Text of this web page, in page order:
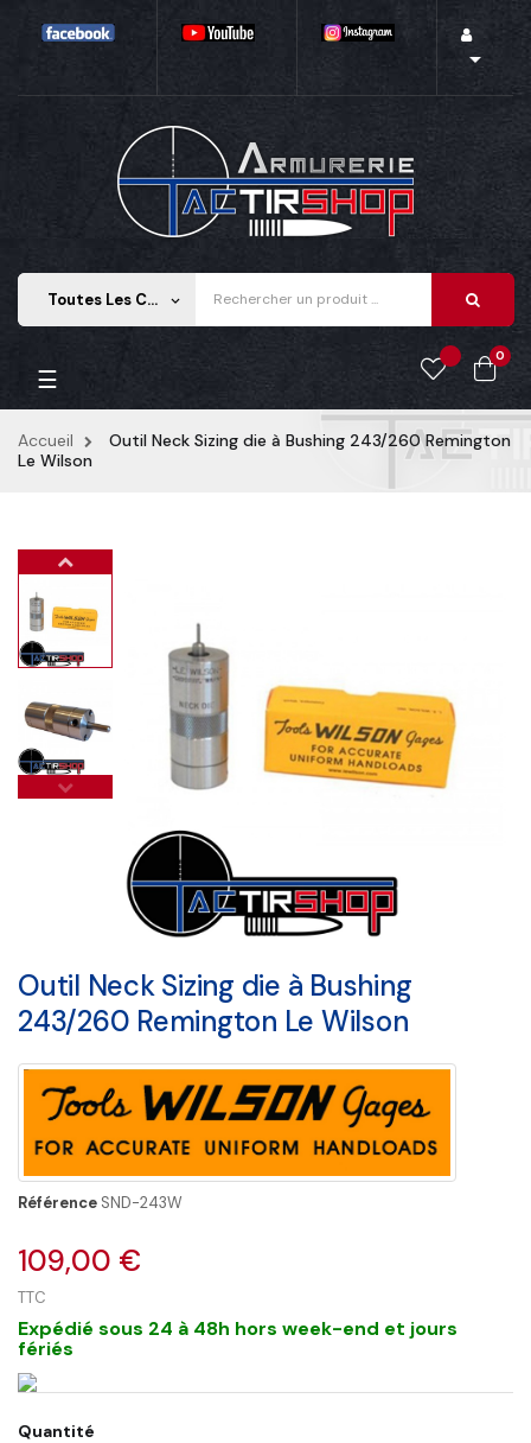

Toutes Les Catégories keyboard_arrow_down
0
Basculer
la
☰
Accueil
Outil Neck Sizing die à Bushing 243/260 Remington
Le Wilson
Outil Neck Sizing die à Bushing
243/260 Remington Le Wilson
Référence SND-243W
109,00 €
TTC
Expédié sous 24 à 48h hors week-end et jours
fériés
Quantité